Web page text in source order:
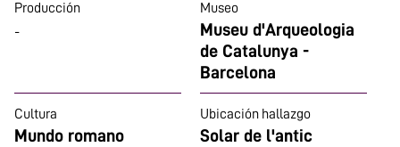
Producción
-
Museo
Museu d'Arqueologia
de Catalunya -
Barcelona
Cultura
Mundo romano
Ubicación hallazgo
Solar de l'antic